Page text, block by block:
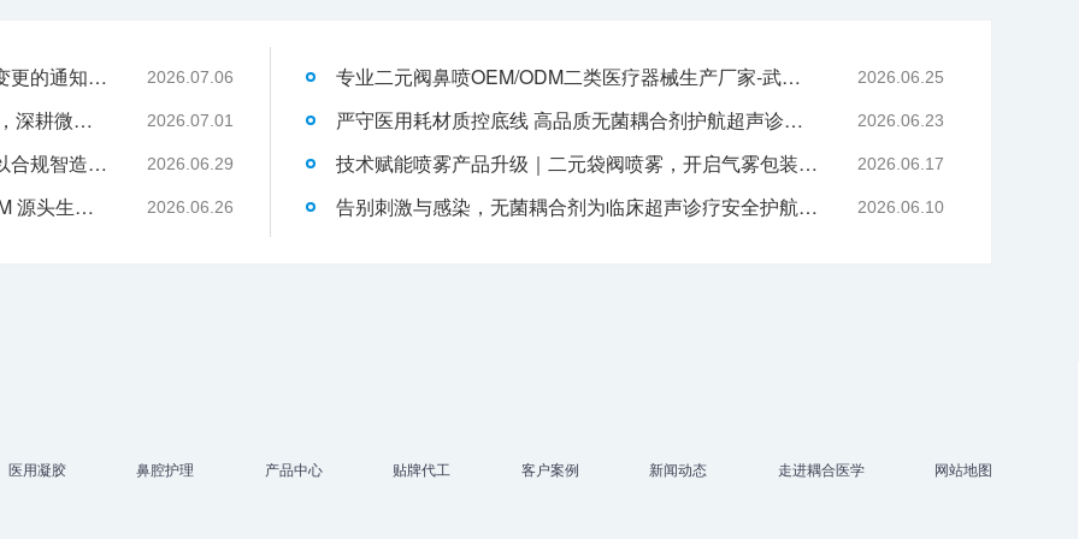
关于消毒型医用超声耦合剂外包装装箱方式变更的通知-武汉耦合医学 2026.07.06
武汉耦合医学：聚焦一次性切口保护套OEM，深耕微创耗材定制代工领域 2026.07.01
液体伤口敷料代工行业升级，武汉耦合医学以合规智造赋能品牌发展 2026.06.29
武汉耦合医学｜专业二类妇科凝胶 OEM/ODM 源头生产厂家 2026.06.26
专业二元阀鼻喷OEM/ODM二类医疗器械生产厂家-武汉耦合医学 2026.06.25
严守医用耗材质控底线 高品质无菌耦合剂护航超声诊疗院感安全-武汉耦合医学 2026.06.23
技术赋能喷雾产品升级｜二元袋阀喷雾，开启气雾包装新工艺时代 2026.06.17
告别刺激与感染，无菌耦合剂为临床超声诊疗安全护航-武汉耦合医学 2026.06.10
医用凝胶 鼻腔护理 产品中心 贴牌代工 客户案例 新闻动态 走进耦合医学 网站地图